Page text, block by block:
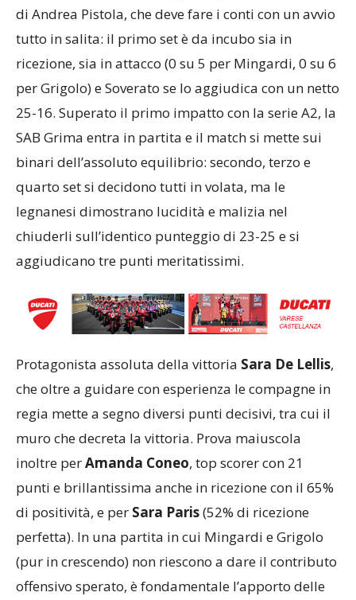
di Andrea Pistola, che deve fare i conti con un avvio
tutto in salita: il primo set è da incubo sia in
ricezione, sia in attacco (0 su 5 per Mingardi, 0 su 6
per Grigolo) e Soverato se lo aggiudica con un netto
25-16. Superato il primo impatto con la serie A2, la
SAB Grima entra in partita e il match si mette sui
binari dell’assoluto equilibrio: secondo, terzo e
quarto set si decidono tutti in volata, ma le
legnanesi dimostrano lucidità e malizia nel
chiuderli sull’identico punteggio di 23-25 e si
aggiudicano tre punti meritatissimi.
Protagonista assoluta della vittoria Sara De Lellis,
che oltre a guidare con esperienza le compagne in
regia mette a segno diversi punti decisivi, tra cui il
muro che decreta la vittoria. Prova maiuscola
inoltre perAmanda Coneo, top scorer con 21
punti e brillantissima anche in ricezione con il 65%
di positività, e per Sara Paris(52% di ricezione
perfetta). In una partita in cui Mingardi e Grigolo
(pur in crescendo) non riescono a dare il contributo
offensivo sperato, è fondamentale l’apporto delle